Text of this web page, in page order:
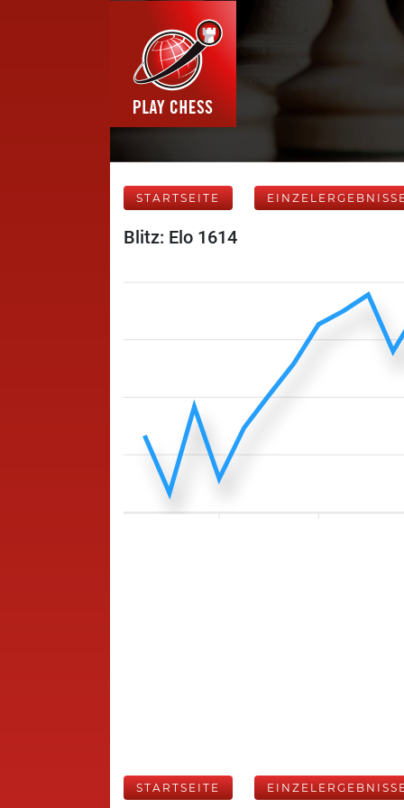
STARTSEITE
Blitz: Elo 1614
STARTSEITE